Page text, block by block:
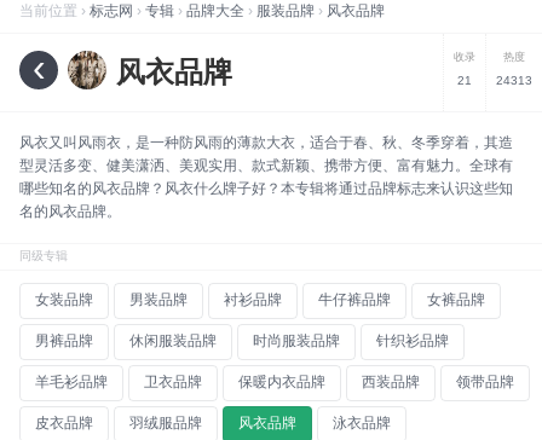
规划 标志网新增品牌大全栏目
数据标志网已累计超过 78,992,492 次浏览
品牌找品牌、找标志就到标志网
当前位置 › 标志网 › 专辑 › 品牌大全 › 服装品牌 › 风衣品牌
‹ 风衣品牌 收录
21
热度
24313
风衣又叫风雨衣，是一种防风雨的薄款大衣，适合于春、秋、冬季穿着，其造
型灵活多变、健美潇洒、美观实用、款式新颖、携带方便、富有魅力。全球有
哪些知名的风衣品牌？风衣什么牌子好？本专辑将通过品牌标志来认识这些知
名的风衣品牌。
同级专辑
女装品牌 男装品牌 衬衫品牌 牛仔裤品牌 女裤品牌
男裤品牌 休闲服装品牌 时尚服装品牌 针织衫品牌
羊毛衫品牌 卫衣品牌 保暖内衣品牌 西装品牌 领带品牌
皮衣品牌 羽绒服品牌 风衣品牌 泳衣品牌